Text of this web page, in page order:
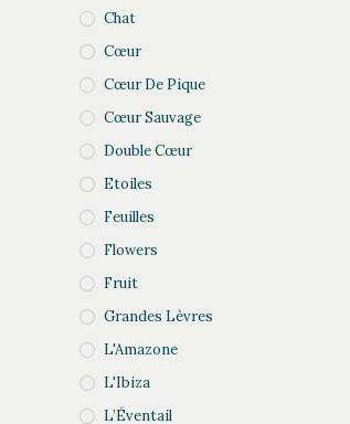
Chat
Cœur
Cœur De Pique
Cœur Sauvage
Double Cœur
Etoiles
Feuilles
Flowers
Fruit
Grandes Lèvres
L'Amazone
L'Ibiza
L’Éventail